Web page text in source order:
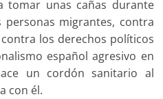
tomar unas cañas durante
migrantes, contra
los derechos políticos
español agresivo en
un cordón sanitario al
con él.